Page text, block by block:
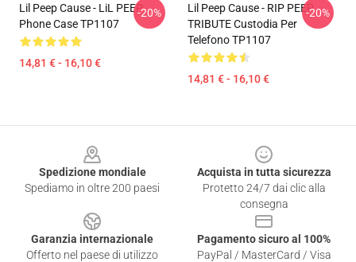
Lil Peep Cause - LiL PEEP
Phone Case TP1107
14,81 € - 16,10 €
-20%
Lil Peep Cause - RIP PEEP
TRIBUTE Custodia Per
Telefono TP1107
14,81 € - 16,10 €
-20%
Spedizione mondiale
Spediamo in oltre 200 paesi
Acquista in tutta sicurezza
Protetto 24/7 dai clic alla
consegna
Garanzia internazionale
Offerto nel paese di utilizzo
Pagamento sicuro al 100%
PayPal / MasterCard / Visa